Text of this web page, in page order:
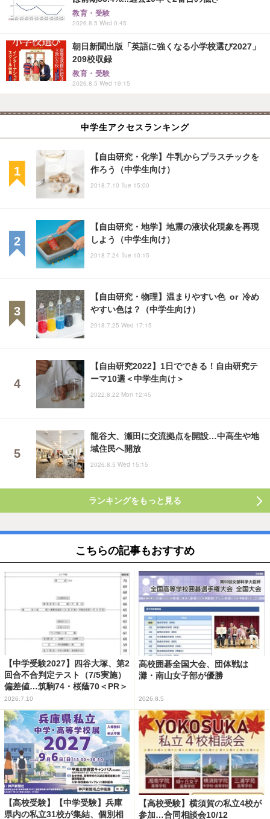
教育・受験
2026.8.5 Wed 0:45
朝日新聞出版「英語に強くなる小学校選び2027」
209校収録
教育・受験
2026.8.5 Wed 19:15
中学生アクセスランキング
【自由研究・化学】牛乳からプラスチックを
作ろう（中学生向け）
2018.7.10 Tue 15:00
【自由研究・地学】地震の液状化現象を再現
しよう（中学生向け）
2018.7.24 Tue 10:15
【自由研究・物理】温まりやすい色 or 冷め
やすい色は？（中学生向け）
2018.7.25 Wed 17:15
【自由研究2022】1日でできる！自由研究テ
ーマ10選＜中学生向け＞
2022.8.22 Mon 12:45
龍谷大、瀬田に交流拠点を開設…中高生や地
域住民へ開放
2026.8.5 Wed 15:15
ランキングをもっと見る
こちらの記事もおすすめ
【中学受験2027】四谷大塚、第2
回合不合判定テスト（7/5実施）
偏差値…筑駒74・桜蔭70＜PR＞
2026.7.10
高校囲碁全国大会、団体戦は
灘・南山女子部が優勝
2026.8.5
【高校受験】【中学受験】兵庫
県内の私立31校が集結、個別相
【高校受験】横須賀の私立4校が
参加…合同相談会10/12